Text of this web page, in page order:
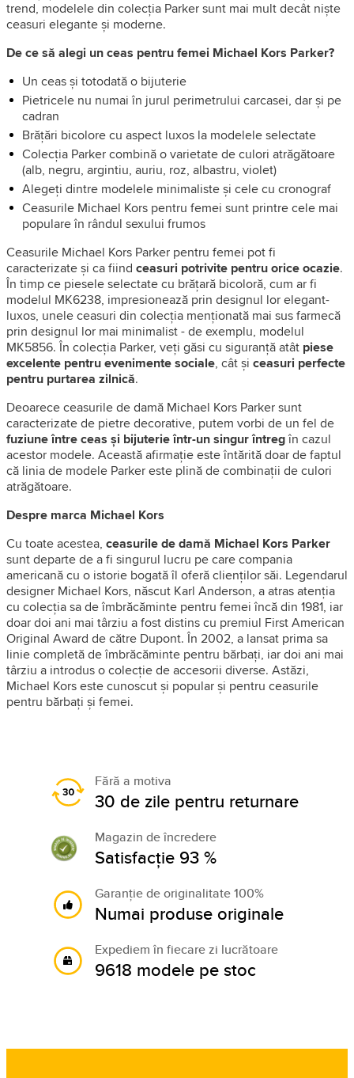
trend, modelele din colecția Parker sunt mai mult decât niște
ceasuri elegante și moderne.
De ce să alegi un ceas pentru femei Michael Kors Parker?
Un ceas și totodată o bijuterie
Pietricele nu numai în jurul perimetrului carcasei, dar și pe
cadran
Brățări bicolore cu aspect luxos la modelele selectate
Colecția Parker combină o varietate de culori atrăgătoare
(alb, negru, argintiu, auriu, roz, albastru, violet)
Alegeți dintre modelele minimaliste și cele cu cronograf
Ceasurile Michael Kors pentru femei sunt printre cele mai
populare în rândul sexului frumos
Ceasurile Michael Kors Parker pentru femei pot fi
caracterizate și ca fiind ceasuri potrivite pentru orice ocazie.
În timp ce piesele selectate cu brățară bicoloră, cum ar fi
modelul MK6238, impresionează prin designul lor elegant-
luxos, unele ceasuri din colecția menționată mai sus farmecă
prin designul lor mai minimalist - de exemplu, modelul
MK5856. În colecția Parker, veți găsi cu siguranță atât piese
excelente pentru evenimente sociale, cât și ceasuri perfecte
pentru purtarea zilnică.
Deoarece ceasurile de damă Michael Kors Parker sunt
caracterizate de pietre decorative, putem vorbi de un fel de
fuziune între ceas și bijuterie într-un singur întregîn cazul
acestor modele. Această afirmație este întărită doar de faptul
că linia de modele Parker este plină de combinații de culori
atrăgătoare.
Despre marca Michael Kors
Cu toate acestea, ceasurile de damă Michael Kors Parker
sunt departe de a fi singurul lucru pe care compania
americană cu o istorie bogată îl oferă clienților săi. Legendarul
designer Michael Kors, născut Karl Anderson, a atras atenția
cu colecția sa de îmbrăcăminte pentru femei încă din 1981, iar
doar doi ani mai târziu a fost distins cu premiul First American
Original Award de către Dupont. În 2002, a lansat prima sa
linie completă de îmbrăcăminte pentru bărbați, iar doi ani mai
târziu a introdus o colecție de accesorii diverse. Astăzi,
Michael Kors este cunoscut și popular și pentru ceasurile
pentru bărbați și femei.
Fără a motiva
30 de zile pentru returnare
Magazin de încredere
Satisfacție 93 %
Garanție de originalitate 100%
Numai produse originale
Expediem în fiecare zi lucrătoare
9618 modele pe stoc